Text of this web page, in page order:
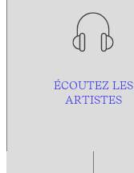
ÉCOUTEZ LES
ARTISTES